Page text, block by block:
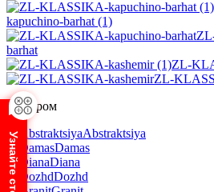
kapuchino-barhat (1)
barhat
ZL-
ZL-
С узором
Abstraktsiya
Damas
Diana
Dozhd